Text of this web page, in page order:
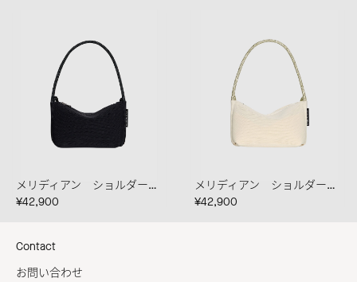
メリディアン ショルダーバッグ ブラック
¥42,900
メリディアン ショルダーバッグ クレマ
¥42,900
Contact
お問い合わせ